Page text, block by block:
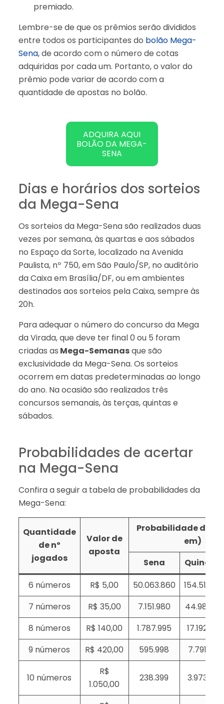
premiado.
Lembre-se de que os prêmios serão divididos
entre todos os participantes do bolão Mega-
Sena, de acordo com o número de cotas
adquiridas por cada um. Portanto, o valor do
prêmio pode variar de acordo com a
quantidade de apostas no bolão.
ADQUIRA AQUI
BOLÃO DA MEGA-
SENA
Dias e horários dos sorteios
da Mega-Sena
Os sorteios da Mega-Sena são realizados duas
vezes por semana, às quartas e aos sábados
no Espaço da Sorte, localizado na Avenida
Paulista, nº 750, em São Paulo/SP, no auditório
da Caixa em Brasília/DF, ou em ambientes
destinados aos sorteios pela Caixa, sempre às
20h.
Para adequar o número do concurso da Mega
da Virada, que deve ter final 0 ou 5 foram
criadas as Mega-Semanasque são
exclusividade da Mega-Sena. Os sorteios
ocorrem em datas predeterminadas ao longo
do ano. Na ocasião são realizados três
concursos semanais, às terças, quintas e
sábados.
Probabilidades de acertar
na Mega-Sena
Confira a seguir a tabela de probabilidades da
Mega-Sena:
Quantidade
de nº
jogados
Valor de
aposta
Probabilidade de
em)
Sena
Quina
6 números
R$ 5,00 50.063.860
154.518
7 números
R$ 35,00 7.151.980
44.981
8 números
R$ 140,00 1.787.995
17.192
9 números
R$ 420,00 595.998 7.791
10 números
R$
1.050,00
238.399 3.973